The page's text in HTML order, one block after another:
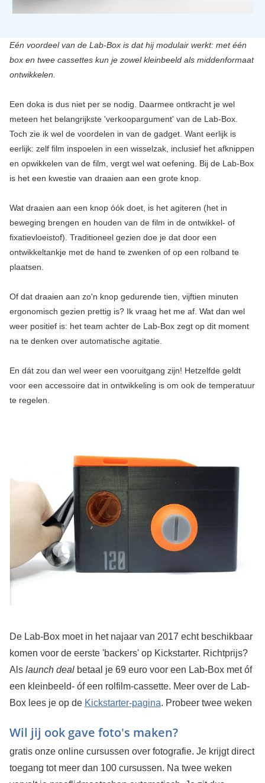
Eén voordeel van de Lab-Box is dat hij modulair werkt: met één
box en twee cassettes kun je zowel kleinbeeld als middenformaat
ontwikkelen.
Een doka is dus niet per se nodig. Daarmee ontkracht je wel
meteen het belangrijkste 'verkoopargument' van de Lab-Box.
Toch zie ik wel de voordelen in van de gadget. Want eerlijk is
eerlijk: zelf film inspoelen in een wisselzak, inclusief het afknippen
en opwikkelen van de film, vergt wel wat oefening. Bij de Lab-Box
is het een kwestie van draaien aan een grote knop.
Wat draaien aan een knop óók doet, is het agiteren (het in
beweging brengen en houden van de film in de ontwikkel- of
fixatievloeistof). Traditioneel gezien doe je dat door een
ontwikkeltankje met de hand te zwenken of op een rolband te
plaatsen.
Of dat draaien aan zo'n knop gedurende tien, vijftien minuten
ergonomisch gezien prettig is? Ik vraag het me af. Wat dan wel
weer positief is: het team achter de Lab-Box zegt op dit moment
na te denken over automatische agitatie.
En dát zou dan wel weer een vooruitgang zijn! Hetzelfde geldt
voor een accessoire dat in ontwikkeling is om ook de temperatuur
te regelen.
De Lab-Box moet in het najaar van 2017 echt beschikbaar
komen voor de eerste 'backers' op Kickstarter. Richtprijs?
Als launch dealbetaal je 69 euro voor een Lab-Box met óf
een kleinbeeld- óf een rolfilm-cassette. Meer over de Lab-
Box lees je op de Kickstarter-pagina.
Wil jij ook gave foto's maken?
Probeer twee weken
gratis onze online cursussen over fotografie. Je krijgt direct
toegang tot meer dan 100 cursussen. Na twee weken